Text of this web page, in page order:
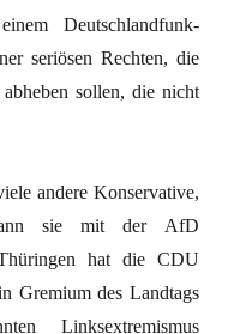
Deutschlandfunk-
seriösen Rechten, die
sollen, die nicht
andere Konservative,
sie mit der AfD
hat die CDU
Gremium des Landtags
Linksextremismus